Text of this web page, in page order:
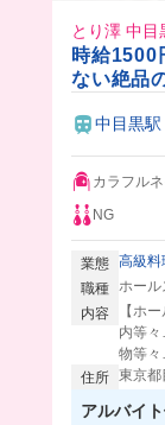
とり澤 中目
時給1500
ない絶品
中目黒駅
カラフル
NG
業態 高級料
職種 ホール
内容
【ホ
内等
物等
住所 東京都
アルバイ